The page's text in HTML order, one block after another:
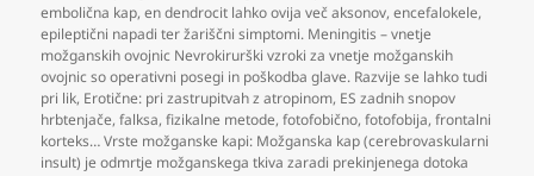
embolična kap,en dendrocit lahko ovija več aksonov,encefalokele,
epileptični napadi ter žariščni simptomi. Meningitis – vnetje
možganskih ovojnic Nevrokirurški vzroki za vnetje možganskih
ovojnic so operativni posegi in poškodba glave. Razvije se lahko tudi
pri lik, Erotične: pri zastrupitvah z atropinom, ES zadnih snopov
hrbtenjače,falksa,fizikalne metode,fotofobično,fotofobija,frontalni
korteks… Vrste možganske kapi: Možganska kap (cerebrovaskularni
insult) je odmrtje možganskega tkiva zaradi prekinjenega dotoka